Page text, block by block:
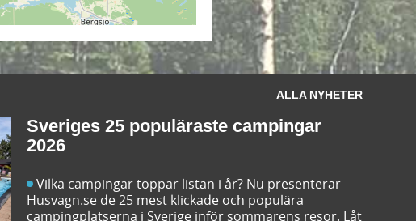
ALLA NYHETER
Sveriges 25 populäraste campingar
2026
Vilka campingar toppar listan i år? Nu presenterar
Husvagn.se de 25 mest klickade och populära
campingplatserna i Sverige inför sommarens resor. Låt